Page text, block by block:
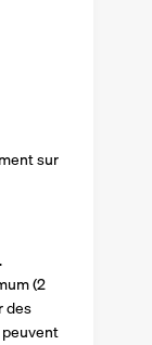
sur
(2
des